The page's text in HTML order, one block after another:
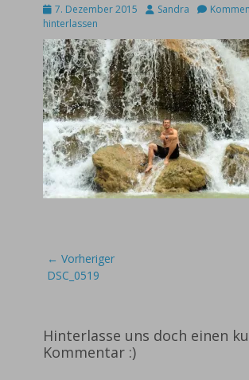
Posted
on
7. Dezember 2015 AutorSandra
hinterlassen
Beitragsnavigation
← Vorheriger
Vorheriger
DSC_0519
Hinterlasse uns doch einen
Kommentar :)